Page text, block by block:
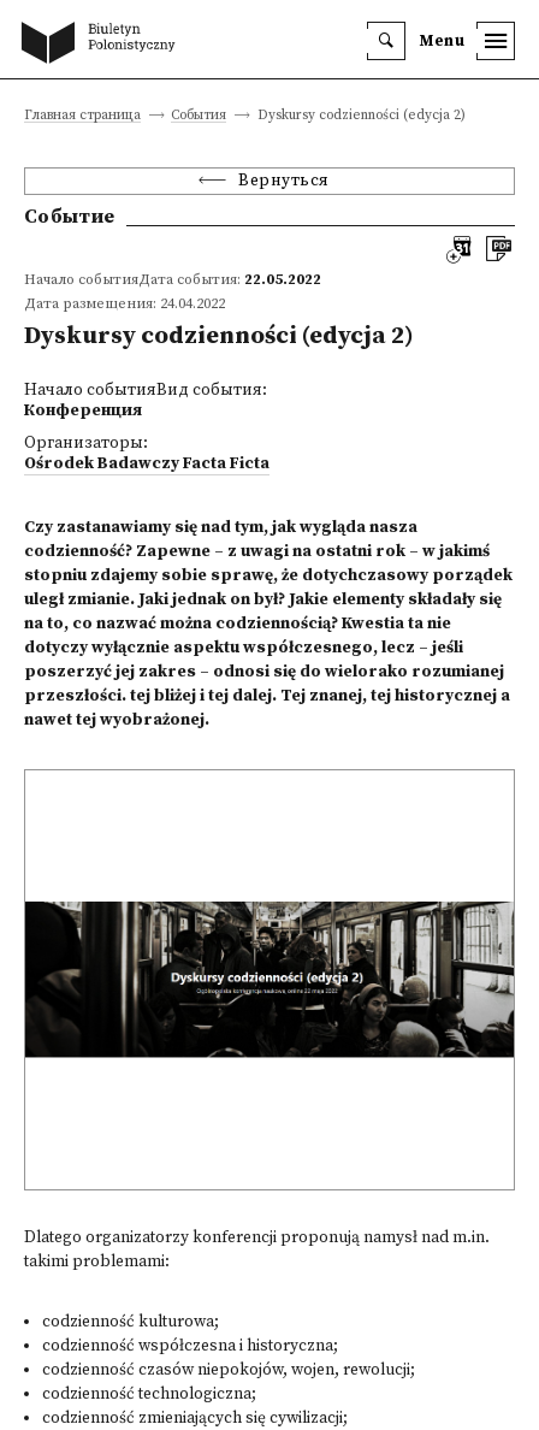
Menu
Главная страница События Dyskursy codzienności (edycja 2)
Вернуться
Событие
Начало событияДата события: 22.05.2022
Дата размещения: 24.04.2022
Dyskursy codzienności (edycja 2)
Начало событияВид события:
Конференция
Организаторы:
Ośrodek Badawczy Facta Ficta
Czy zastanawiamy się nad tym, jak wygląda nasza
codzienność? Zapewne – z uwagi na ostatni rok – w jakimś
stopniu zdajemy sobie sprawę, że dotychczasowy porządek
uległ zmianie. Jaki jednak on był? Jakie elementy składały się
na to, co nazwać można codziennością? Kwestia ta nie
dotyczy wyłącznie aspektu współczesnego, lecz – jeśli
poszerzyć jej zakres – odnosi się do wielorako rozumianej
przeszłości. tej bliżej i tej dalej. Tej znanej, tej historycznej a
nawet tej wyobrażonej.
Dlatego organizatorzy konferencji proponują namysł nad m.in.
takimi problemami:
codzienność kulturowa;
codzienność współczesna i historyczna;
codzienność czasów niepokojów, wojen, rewolucji;
codzienność technologiczna;
codzienność zmieniających się cywilizacji;